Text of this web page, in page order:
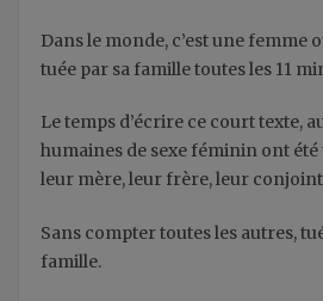
Dans le monde, c’est une femme
tuée par sa famille toutes les 11
Le temps d’écrire ce court texte,
humaines de sexe féminin ont été
leur mère, leur frère, leur
Sans compter toutes les autres,
famille.